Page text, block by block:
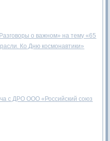
о важном» на тему «65
Ко Дню космонавтики»
с ДРО ООО «Российский союз